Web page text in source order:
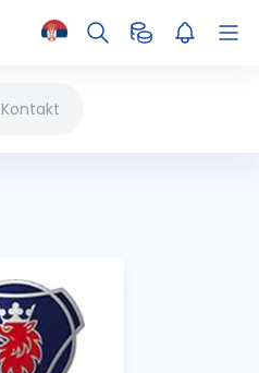
Kontakt